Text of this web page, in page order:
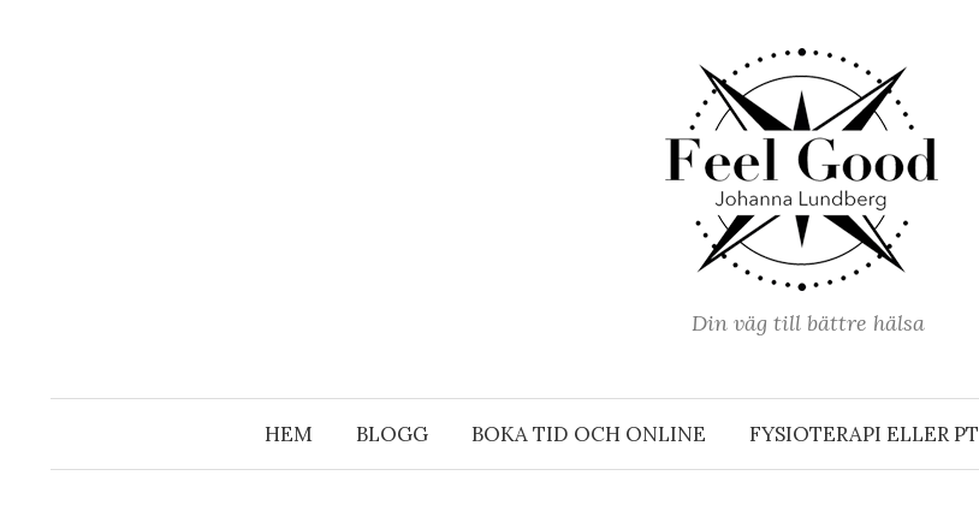
Din väg till bättre hälsa
HEM BLOGG BOKA TID OCH ONLINE FYSIOTERAPI ELLER PT